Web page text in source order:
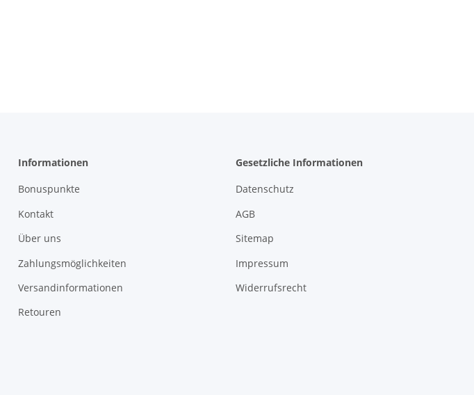
Informationen
Bonuspunkte
Kontakt
Über uns
Zahlungsmöglichkeiten
Versandinformationen
Retouren
Gesetzliche Informationen
Datenschutz
AGB
Sitemap
Impressum
Widerrufsrecht